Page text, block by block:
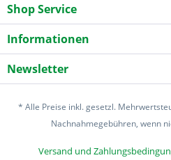
Shop Service
Informationen
Newsletter
* Alle Preise inkl. gesetzl.
Nachnahmegebühren, wenn
Versand und